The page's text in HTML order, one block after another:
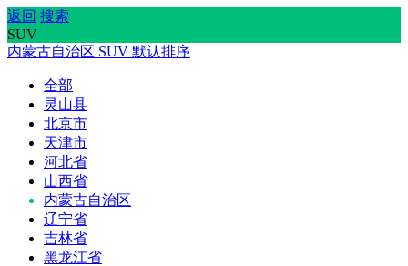
返回 搜索
SUV
内蒙古自治区 SUV 默认排序
全部
灵山县
北京市
天津市
河北省
山西省
内蒙古自治区
辽宁省
吉林省
黑龙江省